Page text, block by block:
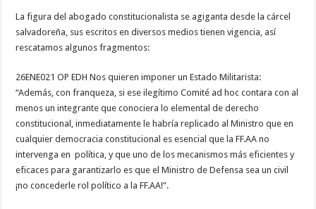
La figura del abogado constitucionalista se agiganta desde la cárcel
salvadoreña, sus escritos en diversos medios tienen vigencia, así
rescatamos algunos fragmentos:
26ENE021 OP EDH Nos quieren imponer un Estado Militarista:
“Además, con franqueza, si ese ilegítimo Comité ad hoc contara con al
menos un integrante que conociera lo elemental de derecho
constitucional, inmediatamente le habría replicado al Ministro que en
cualquier democracia constitucional es esencial que la FF.AA no
intervenga en política, y que uno de los mecanismos más eficientes y
eficaces para garantizarlo es que el Ministro de Defensa sea un civil
¡no concederle rol político a la FF.AA!”.